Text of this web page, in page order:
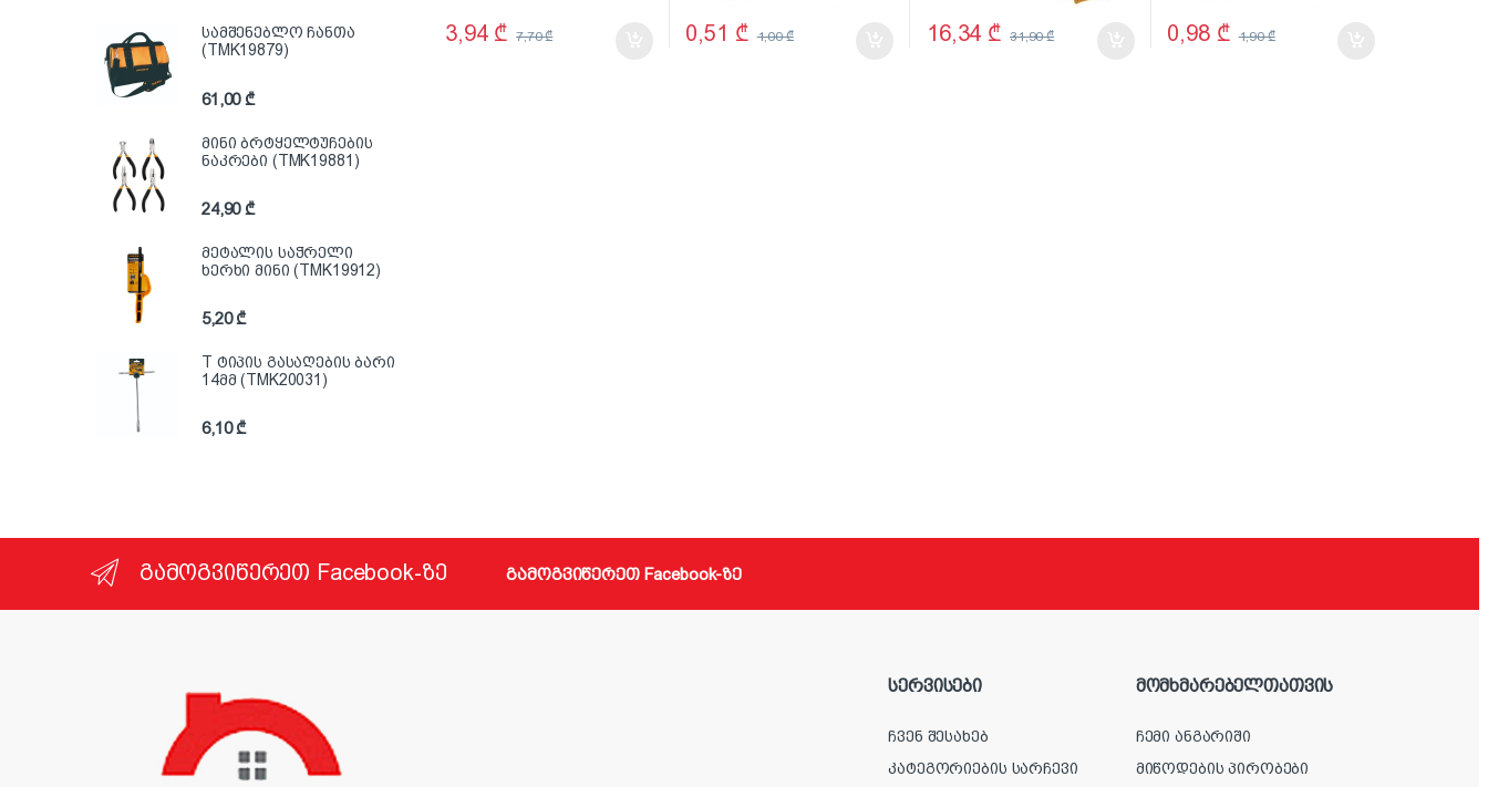
3,94 ₾ 7,70₾ 0,51 ₾ 1,00₾ 16,34 ₾ 31,90₾ 0,98 ₾ 1,90₾
სამშენებლო ჩანთა
(TMK19879)
61,00₾
მინი ბრტყელტუჩების
ნაკრები (TMK19881)
24,90₾
მეტალის საჭრელი
ხერხი მინი (TMK19912)
5,20₾
T ტიპის გასაღების ბარი
14მმ (TMK20031)
6,10₾
გამოგვიწერეთ Facebook-ზე გამოგვიწერეთ Facebook-ზე
სერვისები
ჩვენ შესახებ
კატეგორიების სარჩევი
მომხმარებელთათვის
ჩემი ანგარიში
მიწოდების პირობები